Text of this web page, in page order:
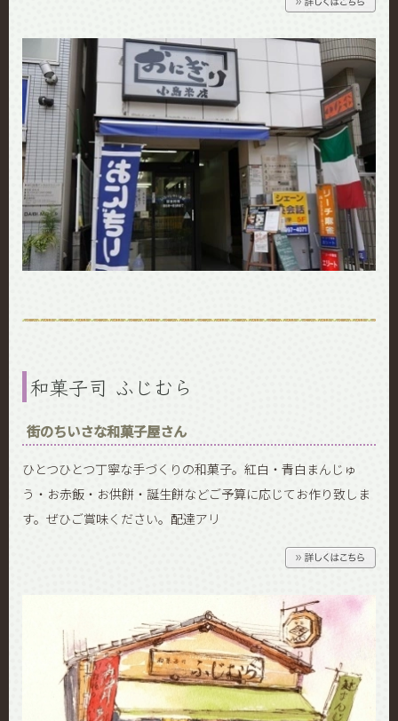
和菓子司 ふじむら
街のちいさな和菓子屋さん
ひとつひとつ丁寧な手づくりの和菓子。紅白・青白まんじゅ
う・お赤飯・お供餅・誕生餅などご予算に応じてお作り致しま
す。ぜひご賞味ください。配達アリ